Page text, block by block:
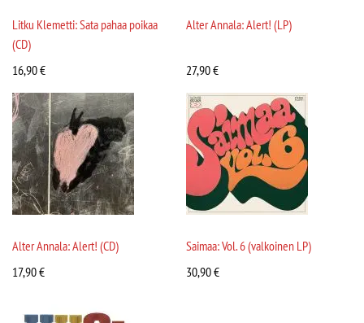
Litku Klemetti: Sata pahaa poikaa
(CD)
16,90€
Alter Annala: Alert! (LP)
27,90€
Alter Annala: Alert! (CD)
17,90€
Saimaa: Vol. 6 (valkoinen LP)
30,90€